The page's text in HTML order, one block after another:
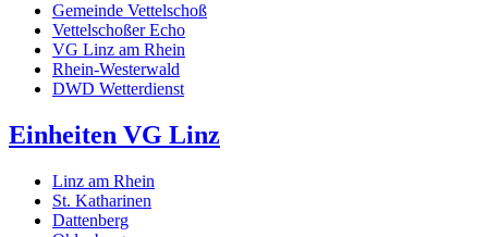
Gemeinde Vettelschoß
Vettelschoßer Echo
VG Linz am Rhein
Rhein-Westerwald
DWD Wetterdienst
Einheiten VG Linz
Linz am Rhein
St. Katharinen
Dattenberg